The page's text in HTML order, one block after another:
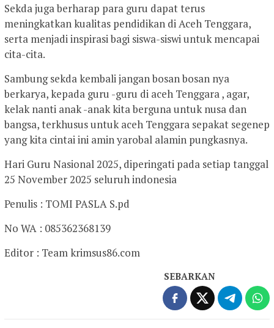
Sekda juga berharap para guru dapat terus
meningkatkan kualitas pendidikan di Aceh Tenggara,
serta menjadi inspirasi bagi siswa-siswi untuk mencapai
cita-cita.
Sambung sekda kembali jangan bosan bosan nya
berkarya, kepada guru -guru di aceh Tenggara , agar,
kelak nanti anak -anak kita berguna untuk nusa dan
bangsa, terkhusus untuk aceh Tenggara sepakat segenep
yang kita cintai ini amin yarobal alamin pungkasnya.
Hari Guru Nasional 2025, diperingati pada setiap tanggal
25 November 2025 seluruh indonesia
Penulis : TOMI PASLA S.pd
No WA : 085362368139
Editor : Team krimsus86.com
SEBARKAN